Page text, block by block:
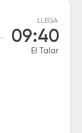
LLEGA
09:40
El Talar